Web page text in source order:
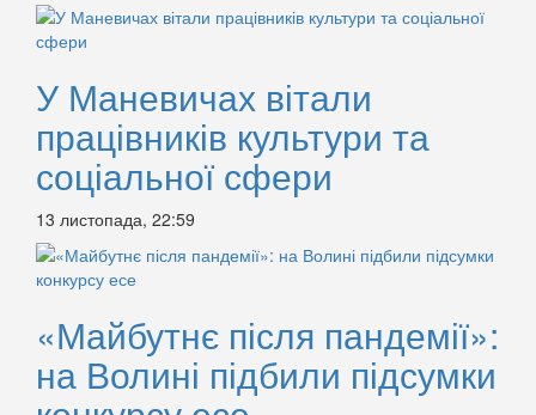
У Маневичах вітали
працівників культури та
соціальної сфери
13 листопада, 22:59
«Майбутнє після пандемії»:
на Волині підбили підсумки